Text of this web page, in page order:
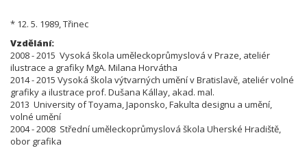
* 12. 5. 1989, Třinec
Vzdělání:
2008 - 2015 Vysoká škola uměleckoprůmyslová v Praze, ateliér
ilustrace a grafiky MgA. Milana Horvátha
2014 - 2015 Vysoká škola výtvarných umění v Bratislavě, ateliér volné
grafiky a ilustrace prof. Dušana Kállay, akad. mal.
2013 University of Toyama, Japonsko, Fakulta designu a umění,
volné umění
2004 - 2008 Střední uměleckoprůmyslová škola Uherské Hradiště,
obor grafika